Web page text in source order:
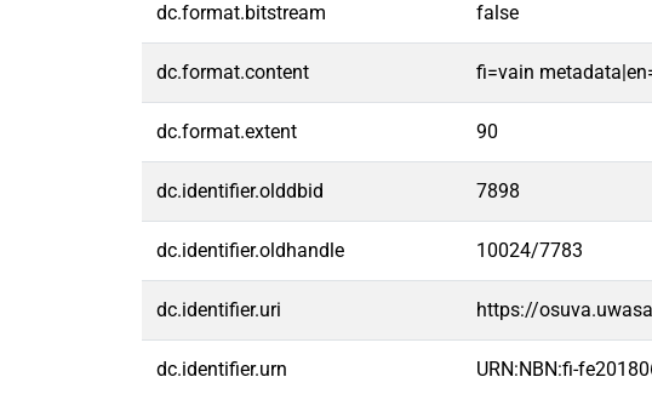
dc.format.bitstream false
dc.format.content fi=vain
dc.format.extent 90
dc.identifier.olddbid 7898
dc.identifier.oldhandle 10024/7783
dc.identifier.uri https://
dc.identifier.urn URN:NBN:fi-